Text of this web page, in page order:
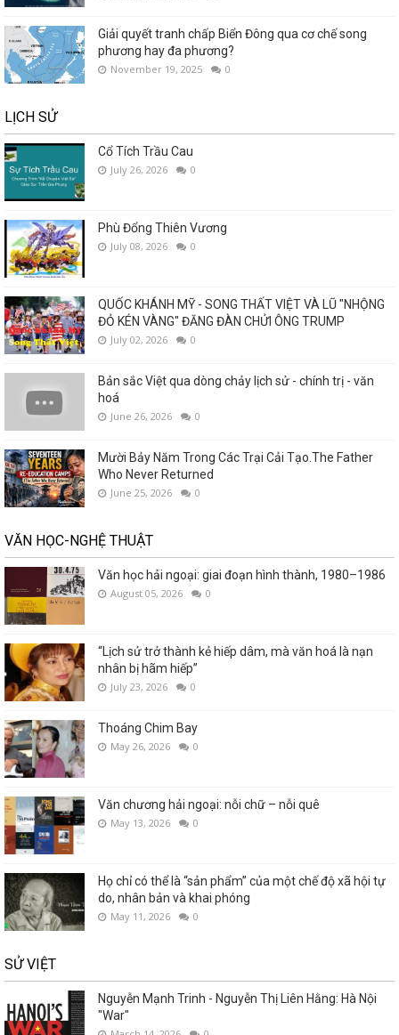
Giải quyết tranh chấp Biển Đông qua cơ chế song
phương hay đa phương?
November 19, 2025 0
LỊCH SỬ
Cổ Tích Trầu Cau
July 26, 2026 0
Phù Đổng Thiên Vương
July 08, 2026 0
QUỐC KHÁNH MỸ - SONG THẤT VIỆT VÀ LŨ "NHỘNG
ĐỎ KÉN VÀNG" ĐĂNG ĐÀN CHỬI ÔNG TRUMP
July 02, 2026 0
Bản sắc Việt qua dòng chảy lịch sử - chính trị - văn
hoá
June 26, 2026 0
Mười Bảy Năm Trong Các Trại Cải Tạo.The Father
Who Never Returned
June 25, 2026 0
VĂN HỌC-NGHỆ THUẬT
Văn học hải ngoại: giai đoạn hình thành, 1980–1986
August 05, 2026 0
“Lịch sử trở thành kẻ hiếp dâm, mà văn hoá là nạn
nhân bị hãm hiếp”
July 23, 2026 0
Thoáng Chim Bay
May 26, 2026 0
Văn chương hải ngoại: nỗi chữ – nỗi quê
May 13, 2026 0
Họ chỉ có thể là “sản phẩm” của một chế độ xã hội tự
do, nhân bản và khai phóng
May 11, 2026 0
SỬ VIỆT
Nguyễn Mạnh Trinh - Nguyễn Thị Liên Hằng: Hà Nội
"War"